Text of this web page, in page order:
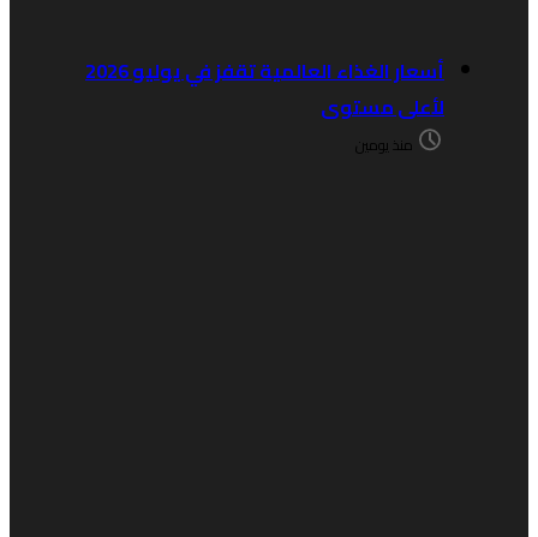
أسعار الغذاء العالمية تقفز في يوليو 2026
لأعلى مستوى
منذ يومين